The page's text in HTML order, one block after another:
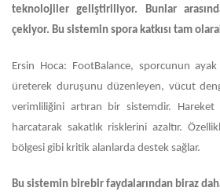
teknolojiler geliştiriliyor. Bunlar
çekiyor. Bu sistemin spora katkısı tam
Ersin Hoca: FootBalance, sporcunun ayak
üreterek duruşunu düzenleyen, vücut
verimliliğini artıran bir sistemdir. Hareket
harcatarak sakatlık risklerini azaltır.
bölgesi gibi kritik alanlarda destek sağlar.
Bu sistemin birebir faydalarından biraz